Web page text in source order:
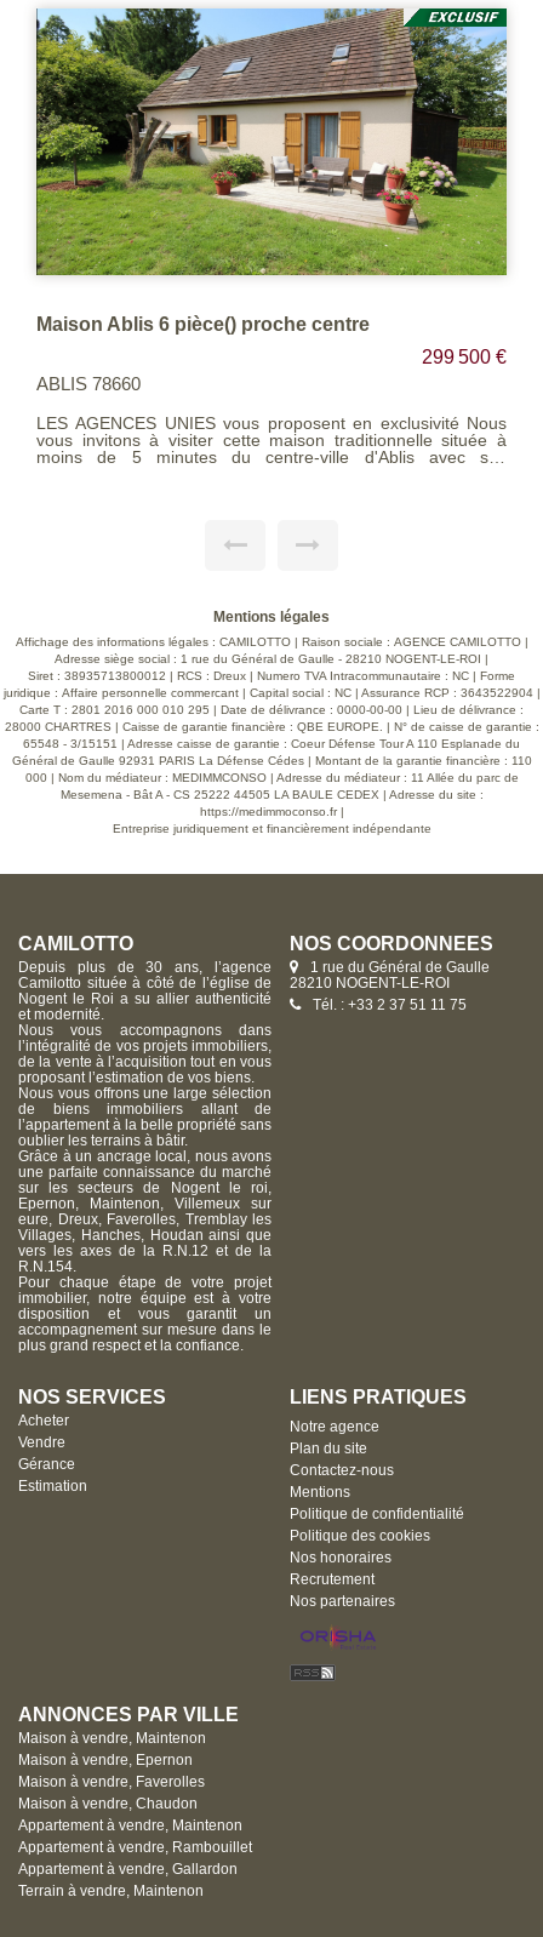
Maison Ablis 6 pièce() proche centre
299 500 €
ABLIS 78660
LES AGENCES UNIES vous proposent en exclusivité Nous
vous invitons à visiter cette maison traditionnelle située à
moins de 5 minutes du centre-ville d'Ablis avec ses
au rez-de-chaussée d'une entrée sur un salon séjour
salle d'eau et un wc séparé. A l'étage, vous découvrirez un
grand palier avec espace dressing desservant 3 chambres.
Honoraires d'agence charge vendeur. Classe énergétique:
DPE E (326 kwh/m²/an en énergie primaire) / (176 kwh/m²/an
en énergie finale). GES: B (10 kg CO2/m²/an). Les
informations sur les risques auxquels ce bien est exposé
sont disponibles sur le site Géorisques :
www.georisques.gouv.fr. Barème consultable sur notre site
en page 5 de nos honoraires
Mentions légales
Affichage des informations légales : CAMILOTTO | Raison sociale : AGENCE CAMILOTTO |
Adresse siège social : 1 rue du Général de Gaulle - 28210 NOGENT-LE-ROI |
Siret : 38935713800012 | RCS : Dreux | Numero TVA Intracommunautaire : NC | Forme
juridique : Affaire personnelle commercant | Capital social : NC | Assurance RCP : 3643522904 |
Carte T : 2801 2016 000 010 295 | Date de délivrance : 0000-00-00 | Lieu de délivrance :
28000 CHARTRES | Caisse de garantie financière : QBE EUROPE. | N° de caisse de garantie :
65548 - 3/15151 | Adresse caisse de garantie : Coeur Défense Tour A 110 Esplanade du
Général de Gaulle 92931 PARIS La Défense Cédes | Montant de la garantie financière : 110
000 | Nom du médiateur : MEDIMMCONSO | Adresse du médiateur : 11 Allée du parc de
Mesemena - Bât A - CS 25222 44505 LA BAULE CEDEX | Adresse du site :
https://medimmoconso.fr|
Entreprise juridiquement et financièrement indépendante
CAMILOTTO
Depuis plus de 30 ans, l’agence
Camilotto située à côté de l’église de
Nogent le Roi a su allier authenticité
et modernité.
Nous vous accompagnons dans
l’intégralité de vos projets immobiliers,
de la vente à l’acquisition tout en vous
proposant l’estimation de vos biens.
Nous vous offrons une large sélection
de biens immobiliers allant de
l’appartement à la belle propriété sans
oublier les terrains à bâtir.
Grâce à un ancrage local, nous avons
une parfaite connaissance du marché
sur les secteurs de Nogent le roi,
Epernon, Maintenon, Villemeux sur
eure, Dreux, Faverolles, Tremblay les
Villages, Hanches, Houdan ainsi que
vers les axes de la R.N.12 et de la
R.N.154.
Pour chaque étape de votre projet
immobilier, notre équipe est à votre
disposition et vous garantit un
accompagnement sur mesure dans le
plus grand respect et la confiance.
NOS COORDONNÉES
1 rue du Général de Gaulle
28210 NOGENT-LE-ROI
Tél. : +33 2 37 51 11 75
NOS SERVICES
Acheter
Vendre
Gérance
Estimation
LIENS PRATIQUES
Notre agence
Plan du site
Contactez-nous
Mentions
Politique de confidentialité
Politique des cookies
Nos honoraires
Recrutement
Nos partenaires
ANNONCES PAR VILLE
Maison à vendre, Maintenon
Maison à vendre, Epernon
Maison à vendre, Faverolles
Maison à vendre, Chaudon
Appartement à vendre, Maintenon
Appartement à vendre, Rambouillet
Appartement à vendre, Gallardon
Terrain à vendre, Maintenon